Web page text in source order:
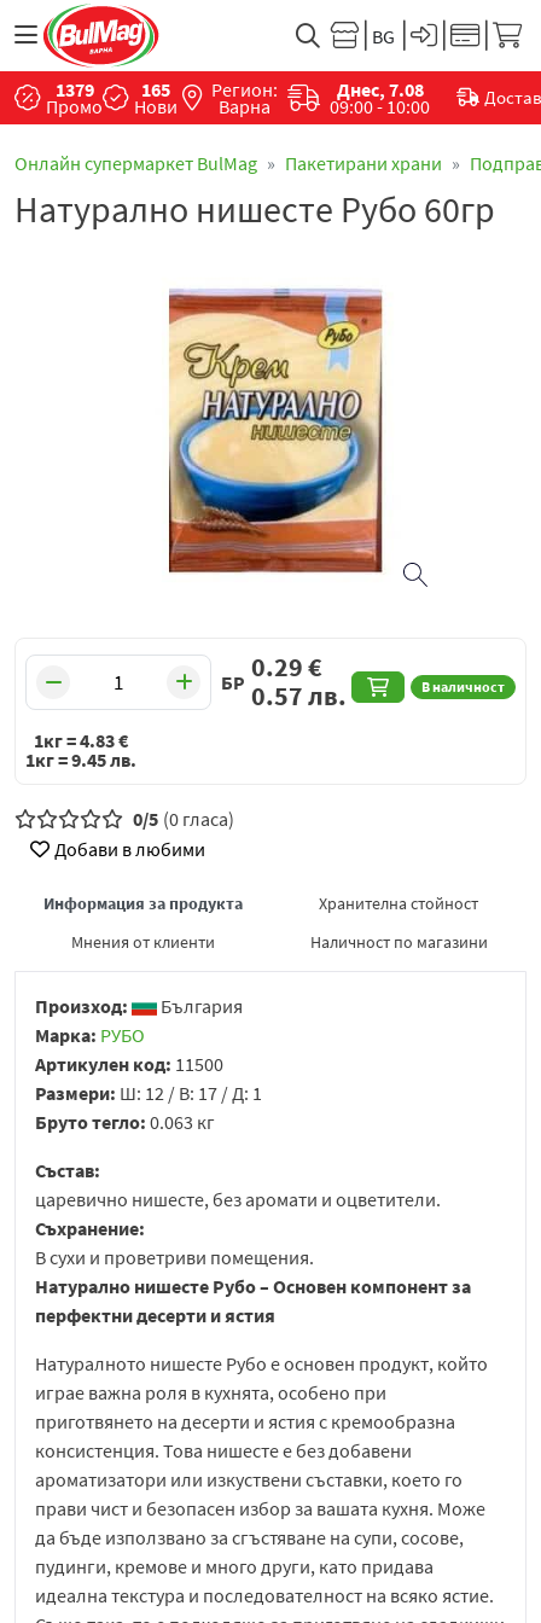
1379
Промо
165
Нови
Регион:
Варна
Днес, 7.08
09:00 - 10:00
Онлайн супермаркет BulMag Пакетирани храни
Натурално нишесте Рубо 60гр
БР В наличност
0.29€
0.57лв.
1кг =4.83€
1кг =9.45лв.
0/5 (0 гласа)
Добави в любими
Информация за продукта
Хранителна стойност
Мнения от клиенти
Наличност по магазини
Произход:
България
Марка: РУБО
Артикулен код: 11500
Размери: Ш: 12 / В: 17 / Д: 1
Бруто тегло: 0.063 кг
Състав:
царевично нишесте, без аромати и оцветители.
Съхранение:
В сухи и проветриви помещения.
Натурално нишесте Рубо – Основен компонент за
перфектни десерти и ястия
Натуралното нишесте Рубо е основен продукт, който
играе важна роля в кухнята, особено при
приготвянето на десерти и ястия с кремообразна
консистенция. Това нишесте е без добавени
ароматизатори или изкуствени съставки, което го
прави чист и безопасен избор за вашата кухня. Може
да бъде използвано за сгъстяване на супи, сосове,
пудинги, кремове и много други, като придава
идеална текстура и последователност на всяко ястие.